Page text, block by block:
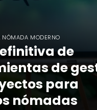
NÓMADA MODERNO
de
de
para
nómadas